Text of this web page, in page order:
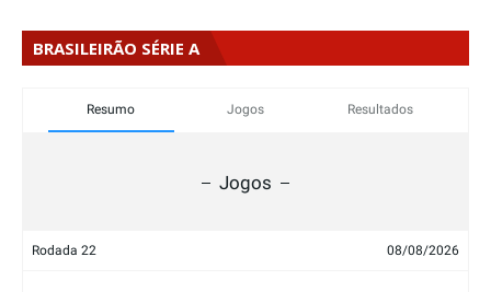
BRASILEIRÃO SÉRIE A
Resumo Jogos Resultados
Jogos
Rodada 22 08/08/2026